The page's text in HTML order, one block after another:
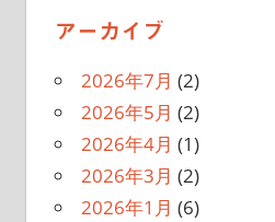
アーカイブ
2026年7月 (2)
2026年5月 (2)
2026年4月 (1)
2026年3月 (2)
2026年1月 (6)